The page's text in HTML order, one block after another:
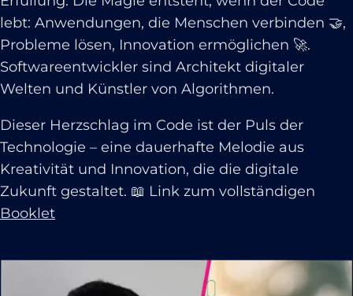
lebt: Anwendungen, die Menschen verbinden 🤝,
Probleme lösen, Innovation ermöglichen 🚀.
Softwareentwickler sind Architekt digitaler
Welten und Künstler von Algorithmen.
Dieser Herzschlag im Code ist der Puls der
Technologie – eine dauerhafte Melodie aus
Kreativität und Innovation, die die digitale
Zukunft gestaltet. 📖 Link zum vollständigen
Booklet